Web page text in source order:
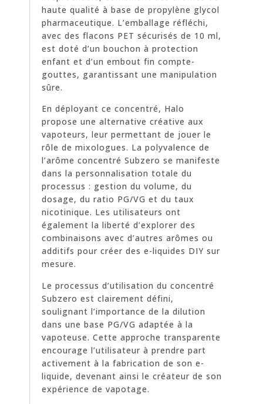
haute qualité à base de propylène glycol
pharmaceutique. L’emballage réfléchi,
avec des flacons PET sécurisés de 10 ml,
est doté d’un bouchon à protection
enfant et d’un embout fin compte-
gouttes, garantissant une manipulation
sûre.
En déployant ce concentré, Halo
propose une alternative créative aux
vapoteurs, leur permettant de jouer le
rôle de mixologues. La polyvalence de
l’arôme concentré Subzero se manifeste
dans la personnalisation totale du
processus : gestion du volume, du
dosage, du ratio PG/VG et du taux
nicotinique. Les utilisateurs ont
également la liberté d’explorer des
combinaisons avec d’autres arômes ou
additifs pour créer des e-liquides DIY sur
mesure.
Le processus d’utilisation du concentré
Subzero est clairement défini,
soulignant l’importance de la dilution
dans une base PG/VG adaptée à la
vapoteuse. Cette approche transparente
encourage l’utilisateur à prendre part
activement à la fabrication de son e-
liquide, devenant ainsi le créateur de son
expérience de vapotage.